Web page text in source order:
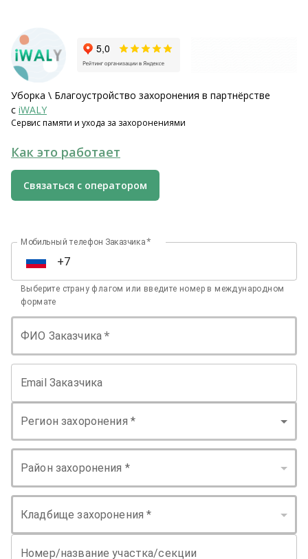
Уборка \ Благоустройство захоронения в партнёрстве
с iWALY
Сервис памяти и ухода за захоронениями
Как это работает
Связаться с оператором
Мобильный телефон Заказчика*
RU
Выберите страну флагом или введите номер в международном
формате
ФИО Заказчика*
Email Заказчика
Регион захоронения *
Район захоронения *
Кладбище захоронения *
Номер/название участка/секции